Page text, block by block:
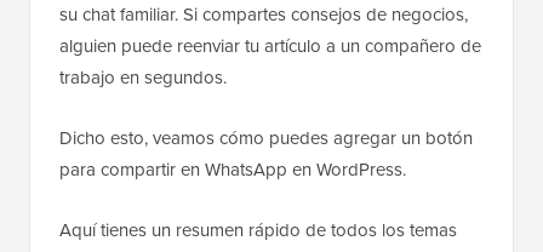
su chat familiar. Si compartes consejos de negocios,
alguien puede reenviar tu artículo a un compañero de
trabajo en segundos.
Dicho esto, veamos cómo puedes agregar un botón
para compartir en WhatsApp en WordPress.
Aquí tienes un resumen rápido de todos los temas